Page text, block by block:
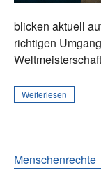
blicken aktuell
richtigen
Weiterlesen
Menschenrechte